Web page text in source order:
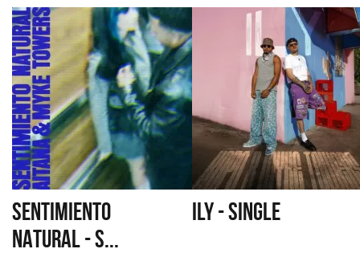
SENTIMIENTO
NATURAL - S...
ILY - SINGLE